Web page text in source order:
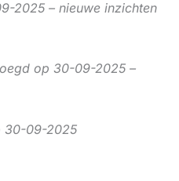
2025 – nieuwe inzichten
op 30-09-2025 –
30-09-2025